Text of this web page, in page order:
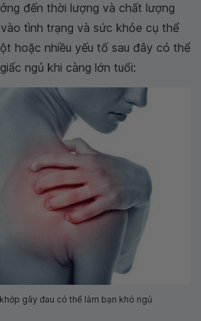
đến thời lượng và chất lượng
tình trạng và sức khỏe cụ thể
hoặc nhiều yếu tố sau đây có thể
ngủ khi càng lớn tuổi:
gây đau có thể làm bạn khó ngủ